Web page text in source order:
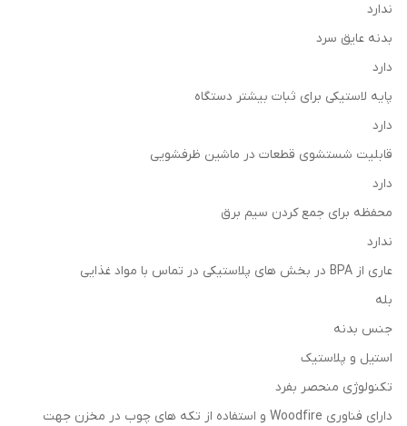
ندارد
بدنه عایق سرد
دارد
پایه لاستیکی برای ثبات بیشتر دستگاه
دارد
قابلیت شستشوی قطعات در ماشین ظرفشویی
دارد
محفظه برای جمع كردن سیم برق
ندارد
عاری از BPA در بخش های پلاستیکی در تماس با مواد غذایی
بله
جنس بدنه
استیل و پلاستیک
تکنولوژی منحصر بفرد
دارای فناوری Woodfire و استفاده از تکه های چوب در مخزن جهت